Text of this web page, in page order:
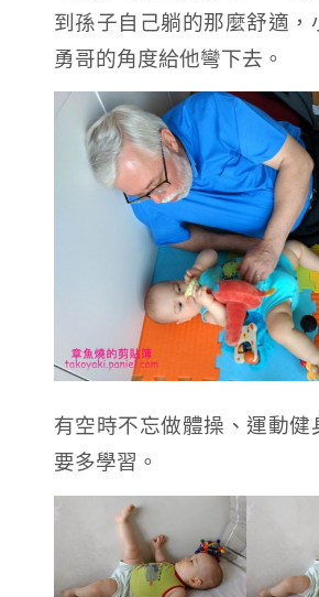
到孫子自己躺的那麼舒適，
勇哥的角度給他彎下去。
有空時不忘做體操、運動健
要多學習。